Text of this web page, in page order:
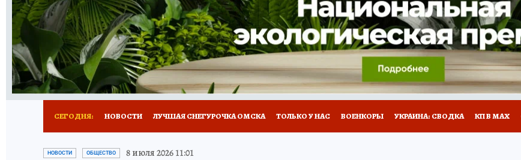
ПРЕСС-ЦЕНТР НЕДВИЖИМОСТЬ ТЕЛЕВИЗОР КОЛЛЕКЦИИ КОНКУРСЫ РАБОТА У НАС
РАДИО КП РЕКЛАМА ТЕСТЫ НОВОЕ НА САЙТЕ
СЕГОДНЯ: НОВОСТИ ЛУЧШАЯ СНЕГУРОЧКА ОМСКА ТОЛЬКО У НАС ВОЕНКОРЫ УКРАИНА: СВОДКА КП В МАХ
ПРОИСШЕСТВИЯ АФИША
НОВОСТИ ОБЩЕСТВО 8 июля 2026 11:01